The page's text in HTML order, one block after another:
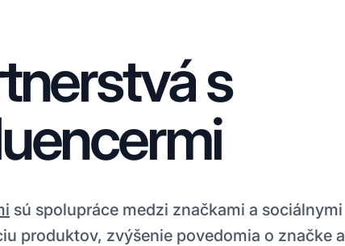
s
sú spolupráce medzi značkami a sociálnymi
produktov, zvýšenie povedomia o značke a